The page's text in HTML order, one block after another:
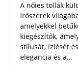
A nőies tollak
írószerek
amelyekkel
kiegészítők,
stílusát, ízlését
elegancia és a...